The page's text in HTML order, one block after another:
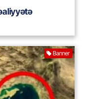
Banner